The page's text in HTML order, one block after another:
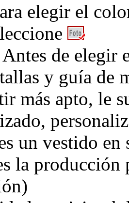
elegir el
de elegir
y guía de
más apto, le
un vestido
la producción